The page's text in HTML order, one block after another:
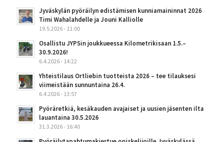
Jyväskylän pyöräilyn edistämisen kunniamaininnat 2026
Timi Wahalahdelle ja Jouni Kalliolle
19.5.2026 - 11:00
Osallistu JYPSin joukkueessa Kilometrikisaan 1.5.–
30.9.2026!
6.4.2026 - 14:22
Yhteistilaus Ortliebin tuotteista 2026 – tee tilauksesi
viimeistään sunnuntaina 26.4.
6.4.2026 - 13:57
Pyöräretkiä, kesäkauden avajaiset ja uusien jäsenten ilta
lauantaina 30.5.2026
31.3.2026 - 16:40